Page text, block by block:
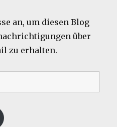
an, um diesen Blog
über
zu erhalten.